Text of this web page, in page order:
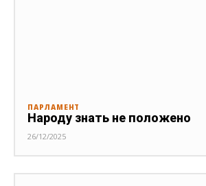
ПАРЛАМЕНТ
Народу знать не положено
26/12/2025